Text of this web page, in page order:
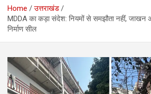
Home
उत्तराखंड
MDDA का कड़ा संदेश: नियमों से समझौता नहीं, जाखन
निर्माण सील